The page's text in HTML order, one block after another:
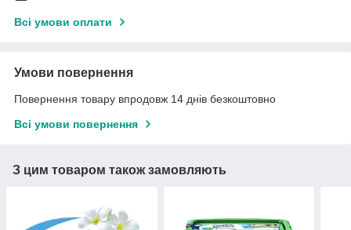
Всі умови оплати
Умови повернення
Повернення товару впродовж 14 днів безкоштовно
Всі умови повернення
З цим товаром також замовляють